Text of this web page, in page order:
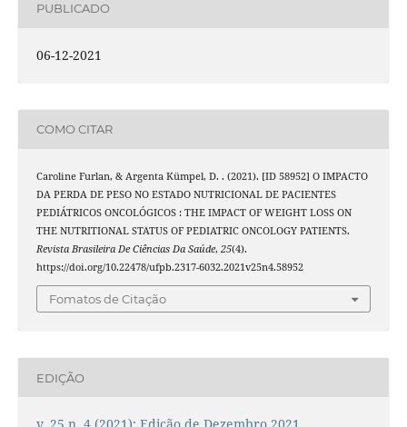
PUBLICADO
06-12-2021
COMO CITAR
Caroline Furlan, & Argenta Kümpel, D. . (2021). [ID 58952] O IMPACTO
DA PERDA DE PESO NO ESTADO NUTRICIONAL DE PACIENTES
PEDIÁTRICOS ONCOLÓGICOS : THE IMPACT OF WEIGHT LOSS ON
THE NUTRITIONAL STATUS OF PEDIATRIC ONCOLOGY PATIENTS.
Revista Brasileira De Ciências Da Saúde, 25(4).
https://doi.org/10.22478/ufpb.2317-6032.2021v25n4.58952
Fomatos de Citação
EDIÇÃO